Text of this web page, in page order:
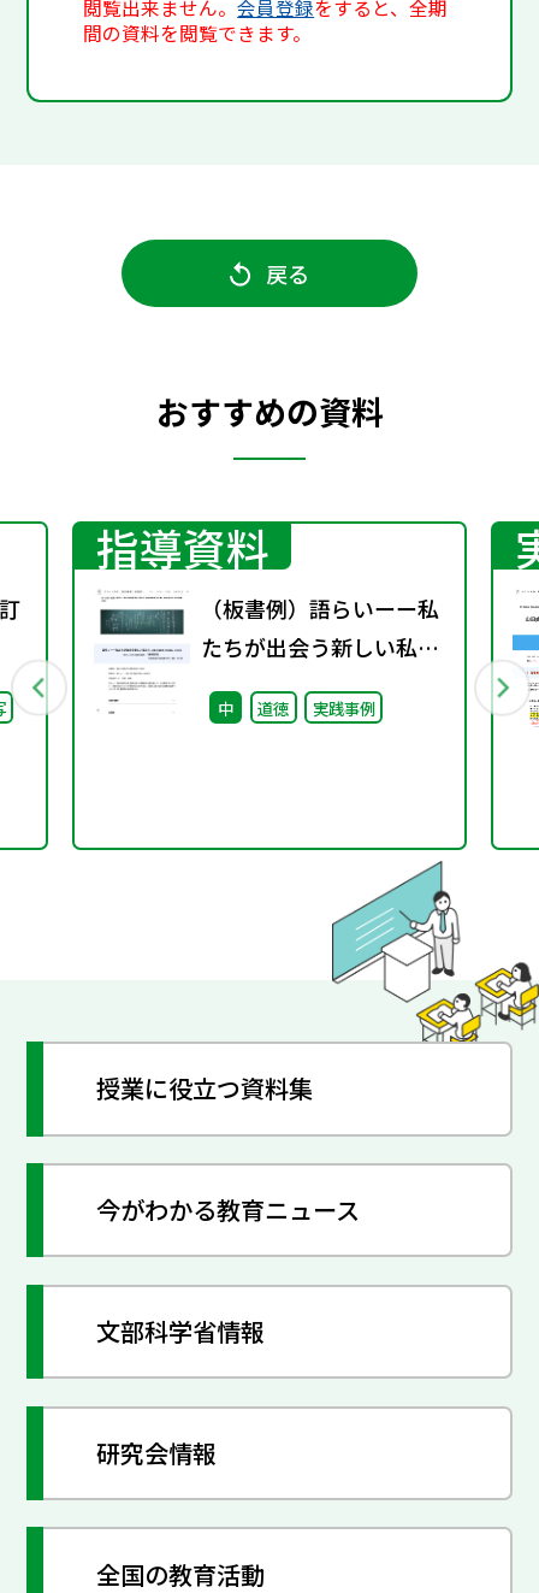
閲覧出来ません。会員登録をすると、全期
間の資料を閲覧できます。
戻る
おすすめの資料
指導資料
（板書例）語らいーー私
たちが出会う新しい私た
ち （中学３年）
中 道徳 実践事例
授業に役立つ資料集
今がわかる教育ニュース
文部科学省情報
研究会情報
全国の教育活動